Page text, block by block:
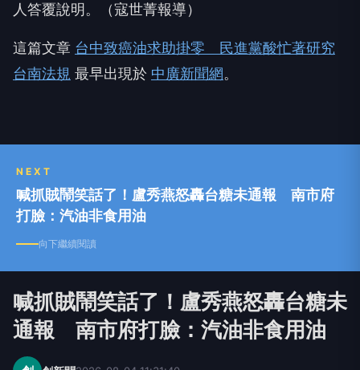
人答覆說明。（寇世菁報導）
這篇文章 台中致癌油求助掛零 民進黨酸忙著研究
台南法規 最早出現於 中廣新聞網。
NEXT
喊抓賊鬧笑話了！盧秀燕怒轟台糖未通報 南市府
打臉：汽油非食用油
向下繼續閱讀
喊抓賊鬧笑話了！盧秀燕怒轟台糖未
通報 南市府打臉：汽油非食用油